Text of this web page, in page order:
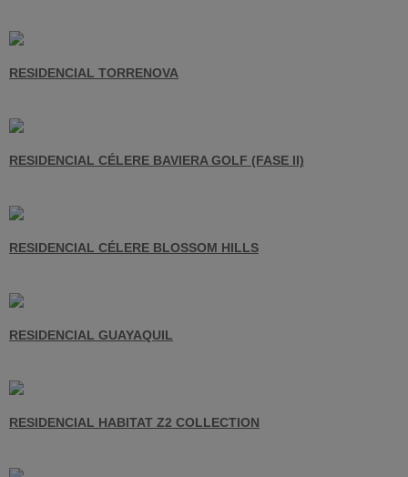
RESIDENCIAL TORRENOVA
RESIDENCIAL CÉLERE BAVIERA GOLF (FASE II)
RESIDENCIAL CÉLERE BLOSSOM HILLS
RESIDENCIAL GUAYAQUIL
RESIDENCIAL HABITAT Z2 COLLECTION